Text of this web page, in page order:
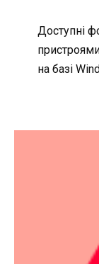
Доступні
на базі